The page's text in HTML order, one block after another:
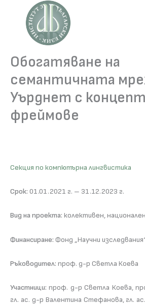
content
Обогатяване на
семантичната
Уърднет с
фреймове
Секция по компютърна лингвистика
Срок: 01.01.2021 г. – 31.12.2023 г.
Вид на проекта: колективен, национален
Финансиране: Фонд „Научни
Ръководител: проф. д-р Светла Коева
Участници: проф. д-р Светла Коева,
гл. ас. д-р Валентина Стефанова, гл.